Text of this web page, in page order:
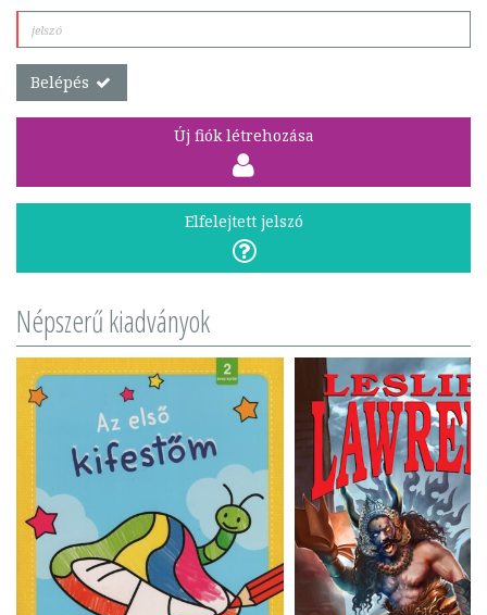
Belépés
Új fiók létrehozása
Elfelejtett jelszó
Népszerű kiadványok